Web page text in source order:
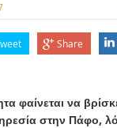
Share
φαίνεται να
στην Πάφο,